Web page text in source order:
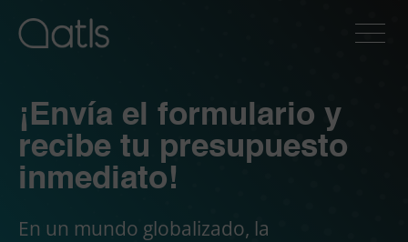
¡Envía el formulario y
recibe tu presupuesto
inmediato!
En un mundo globalizado, la